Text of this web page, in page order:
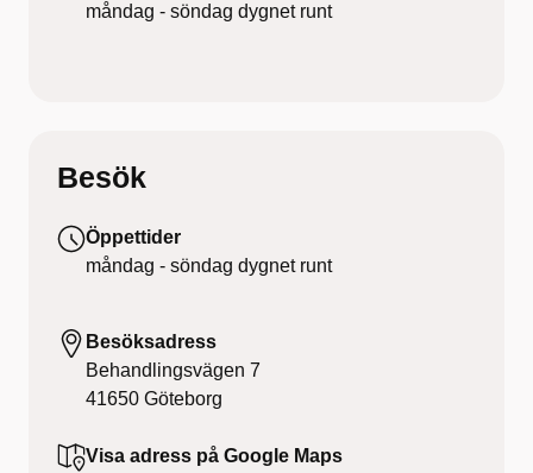
måndag - söndag dygnet runt
Besök
Öppettider
måndag - söndag dygnet runt
Besöksadress
Behandlingsvägen 7
41650 Göteborg
Visa adress på Google Maps